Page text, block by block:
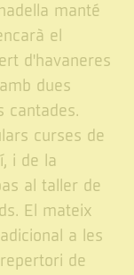
manté
el
d'havaneres
dues
cantades.
curses de
i de la
al taller de
El mateix
a les
de